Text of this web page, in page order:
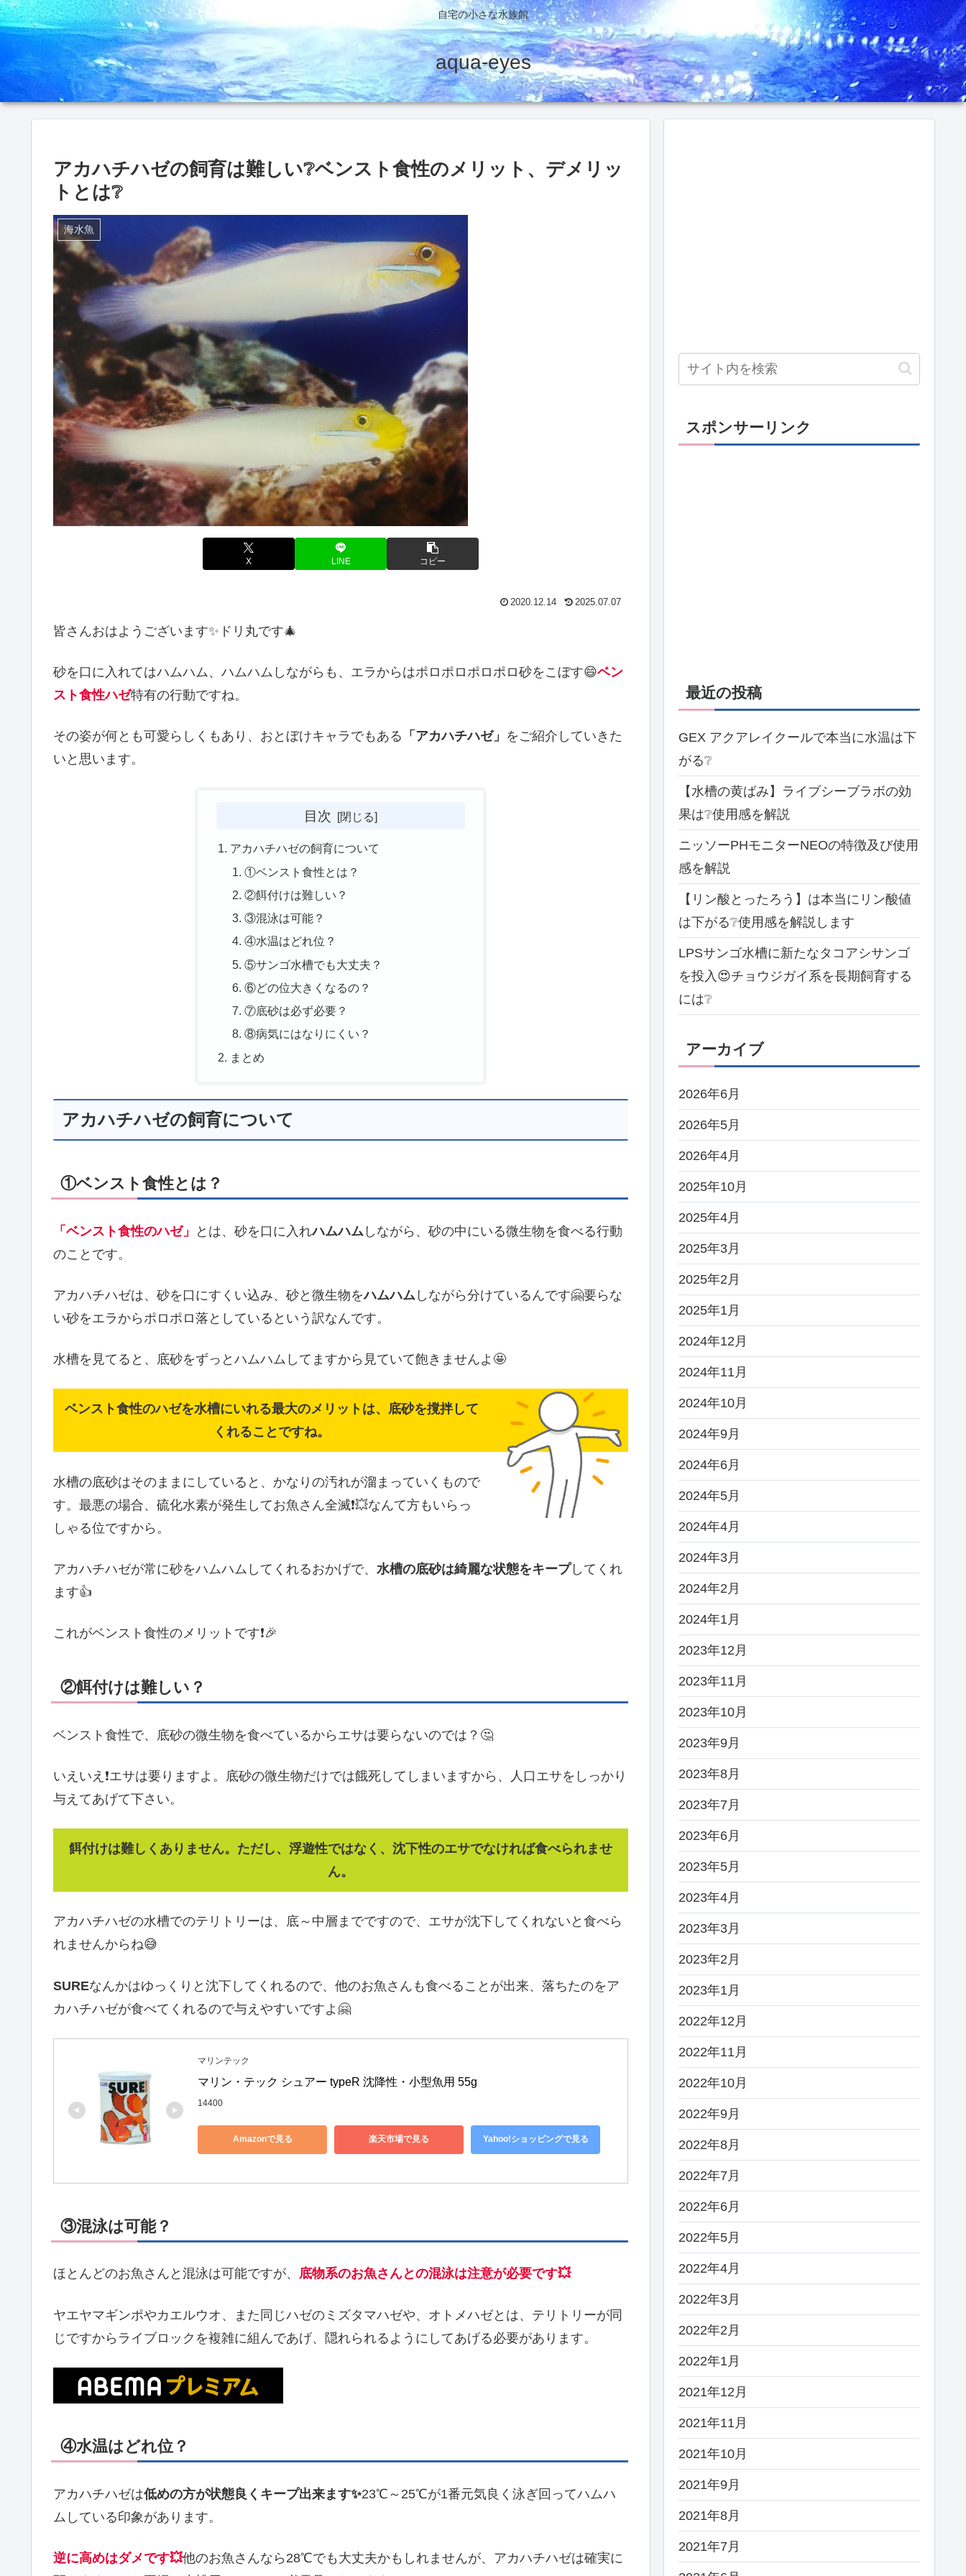
自宅の小さな水族館
aqua-eyes
アカハチハゼの飼育は難しい❔ベンスト食性のメリット、デメリッ
トとは❔
海水魚
X LINE コピー
2020.12.14 2025.07.07
皆さんおはようございます✨ドリ丸です🎄
砂を口に入れてはハムハム、ハムハムしながらも、エラからはポロポロポロポロ砂をこぼす😄ベン
スト食性ハゼ特有の行動ですね。
その姿が何とも可愛らしくもあり、おとぼけキャラでもある 「アカハチハゼ」 をご紹介していきた
いと思います。
目次
アカハチハゼの飼育について
①ベンスト食性とは？
②餌付けは難しい？
③混泳は可能？
④水温はどれ位？
⑤サンゴ水槽でも大丈夫？
⑥どの位大きくなるの？
⑦底砂は必ず必要？
⑧病気にはなりにくい？
まとめ
アカハチハゼの飼育について
①ベンスト食性とは？
「ベンスト食性のハゼ」 とは、砂を口に入れハムハム しながら、砂の中にいる微生物を食べる行動
のことです。
アカハチハゼは、砂を口にすくい込み、砂と微生物をハムハム しながら分けているんです🤗要らな
い砂をエラからポロポロ落としているという訳なんです。
水槽を見てると、底砂をずっとハムハムしてますから見ていて飽きませんよ🤩
ベンスト食性のハゼを水槽にいれる最大のメリットは、底砂を撹拌して
くれることですね。
水槽の底砂はそのままにしていると、かなりの汚れが溜まっていくもので
す。最悪の場合、硫化水素が発生してお魚さん全滅❗💥なんて方もいらっ
しゃる位ですから。
アカハチハゼが常に砂をハムハムしてくれるおかげで、 水槽の底砂は綺麗な状態をキープしてくれ
ます👍
これがベンスト食性のメリットです❗🎉
②餌付けは難しい？
ベンスト食性で、底砂の微生物を食べているからエサは要らないのでは？🤔
いえいえ❗エサは要りますよ。底砂の微生物だけでは餓死してしまいますから、人口エサをしっかり
与えてあげて下さい。
餌付けは難しくありません。ただし、浮遊性ではなく、沈下性のエサでなければ食べられませ
ん。
アカハチハゼの水槽でのテリトリーは、底～中層までですので、エサが沈下してくれないと食べら
れませんからね😅
SUREなんかはゆっくりと沈下してくれるので、他のお魚さんも食べることが出来、落ちたのをア
カハチハゼが食べてくれるので与えやすいですよ🤗
マリンテック
マリン・テック シュアー typeR 沈降性・小型魚用 55g
14400
Amazonで見る 楽天市場で見る Yahoo!ショッピングで見る
③混泳は可能？
ほとんどのお魚さんと混泳は可能ですが、 底物系のお魚さんとの混泳は注意が必要です💥
ヤエヤマギンポやカエルウオ、また同じハゼのミズタマハゼや、オトメハゼとは、テリトリーが同
じですからライブロックを複雑に組んであげ、隠れられるようにしてあげる必要があります。
④水温はどれ位？
アカハチハゼは低めの方が状態良くキープ出来ます✨23℃～25℃が1番元気良く泳ぎ回ってハムハ
ムしている印象があります。
逆に高めはダメです💥他のお魚さんなら28℃でも大丈夫かもしれませんが、アカハチハゼは確実に
スポンサーリンク
最近の投稿
GEX アクアレイクールで本当に水温は下
がる❔
【水槽の黄ばみ】ライブシーブラボの効
果は❔使用感を解説
ニッソーPHモニターNEOの特徴及び使用
感を解説
【リン酸とったろう】は本当にリン酸値
は下がる❔使用感を解説します
LPSサンゴ水槽に新たなタコアシサンゴ
を投入😍チョウジガイ系を長期飼育する
には❔
アーカイブ
2026年6月
2026年5月
2026年4月
2025年10月
2025年4月
2025年3月
2025年2月
2025年1月
2024年12月
2024年11月
2024年10月
2024年9月
2024年6月
2024年5月
2024年4月
2024年3月
2024年2月
2024年1月
2023年12月
2023年11月
2023年10月
2023年9月
2023年8月
2023年7月
2023年6月
2023年5月
2023年4月
2023年3月
2023年2月
2023年1月
2022年12月
2022年11月
2022年10月
2022年9月
2022年8月
2022年7月
2022年6月
2022年5月
2022年4月
2022年3月
2022年2月
2022年1月
2021年12月
2021年11月
2021年10月
2021年9月
2021年8月
2021年7月